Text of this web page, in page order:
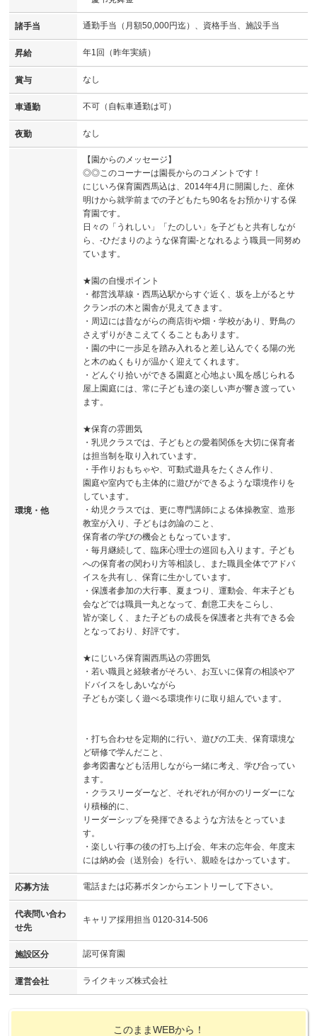
諸手当 通勤手当（月額50,000円迄）、資格手当、施設手当
昇給 年1回（昨年実績）
賞与 なし
車通勤 不可（自転車通勤は可）
夜勤 なし
環境・他
【園からのメッセージ】
◎◎このコーナーは園長からのコメントです！
にじいろ保育園西馬込は、2014年4月に開園した、産休
明けから就学前までの子どもたち90名をお預かりする保
育園です。
日々の「うれしい」「たのしい」を子どもと共有しなが
ら、-ひだまりのような保育園-となれるよう職員一同努め
ています。
★園の自慢ポイント
・都営浅草線・西馬込駅からすぐ近く、坂を上がるとサ
クランボの木と園舎が見えてきます。
・周辺には昔ながらの商店街や畑・学校があり、野鳥の
さえずりがきこえてくることもあります。
・園の中に一歩足を踏み入れると差し込んでくる陽の光
と木のぬくもりが温かく迎えてくれます。
・どんぐり拾いができる園庭と心地よい風を感じられる
屋上園庭には、常に子ども達の楽しい声が響き渡ってい
ます。
★保育の雰囲気
・乳児クラスでは、子どもとの愛着関係を大切に保育者
は担当制を取り入れています。
・手作りおもちゃや、可動式遊具をたくさん作り、
園庭や室内でも主体的に遊びができるような環境作りを
しています。
・幼児クラスでは、更に専門講師による体操教室、造形
教室が入り、子どもは勿論のこと、
保育者の学びの機会ともなっています。
・毎月継続して、臨床心理士の巡回も入ります。子ども
への保育者の関わり方等相談し、また職員全体でアドバ
イスを共有し、保育に生かしています。
・保護者参加の大行事、夏まつり、運動会、年末子ども
会などでは職員一丸となって、創意工夫をこらし、
皆が楽しく、また子どもの成長を保護者と共有できる会
となっており、好評です。
★にじいろ保育園西馬込の雰囲気
・若い職員と経験者がそろい、お互いに保育の相談やア
ドバイスをしあいながら
子どもが楽しく遊べる環境作りに取り組んでいます。
・打ち合わせを定期的に行い、遊びの工夫、保育環境な
ど研修で学んだこと、
参考図書なども活用しながら一緒に考え、学び合ってい
ます。
・クラスリーダーなど、それぞれが何かのリーダーにな
り積極的に、
リーダーシップを発揮できるような方法をとっていま
す。
・楽しい行事の後の打ち上げ会、年末の忘年会、年度末
には納め会（送別会）を行い、親睦をはかっています。
応募方法 電話または応募ボタンからエントリーして下さい。
代表問い合わ
せ先
キャリア採用担当 0120-314-506
施設区分 認可保育園
運営会社 ライクキッズ株式会社
このままWEBから！